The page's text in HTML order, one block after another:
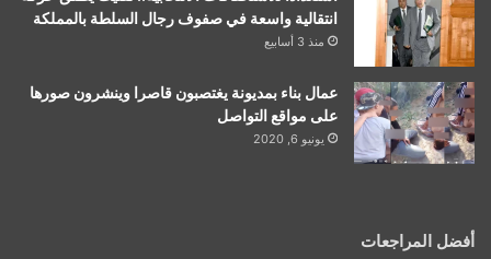
انتقالية واسعة في صفوف رجال السلطة بالمملكة
منذ 3 أسابيع
عمال بناء بمديونة يغتصبون قاصرا وينشرون صورها
على مواقع التواصل
يونيو 6, 2020
أفضل المراجعات